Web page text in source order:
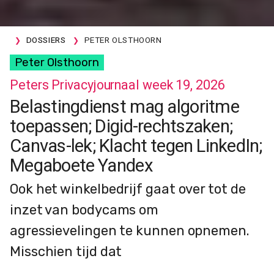
DOSSIERS PETER OLSTHOORN
Peter Olsthoorn
Peters Privacyjournaal week 19, 2026
Belastingdienst mag algoritme
toepassen; Digid-rechtszaken;
Canvas-lek; Klacht tegen LinkedIn;
Megaboete Yandex
Ook het winkelbedrijf gaat over tot de
inzet van bodycams om
agressievelingen te kunnen opnemen.
Misschien tijd dat